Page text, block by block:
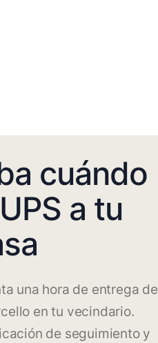
cuándo
a tu
una hora de entrega de
en tu vecindario.
de seguimiento y